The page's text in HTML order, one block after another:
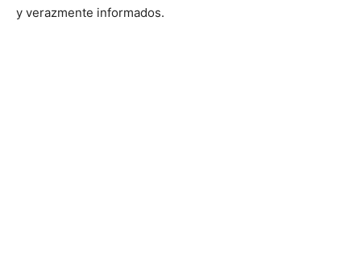
y verazmente informados.